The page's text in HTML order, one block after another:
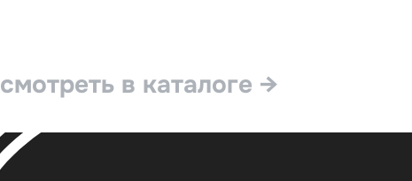
смотреть в каталоге →